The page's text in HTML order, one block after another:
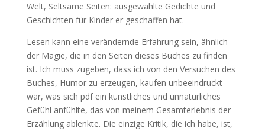
Welt, Seltsame Seiten: ausgewählte Gedichte und
Geschichten für Kinder er geschaffen hat.
Lesen kann eine verändernde Erfahrung sein, ähnlich
der Magie, die in den Seiten dieses Buches zu finden
ist. Ich muss zugeben, dass ich von den Versuchen des
Buches, Humor zu erzeugen, kaufen unbeeindruckt
war, was sich pdf ein künstliches und unnatürliches
Gefühl anfühlte, das von meinem Gesamterlebnis der
Erzählung ablenkte. Die einzige Kritik, die ich habe, ist,